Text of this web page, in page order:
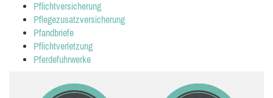
Pflichtversicherung
Pflegezusatzversicherung
Pfandbriefe
Pflichtverletzung
Pferdefuhrwerke